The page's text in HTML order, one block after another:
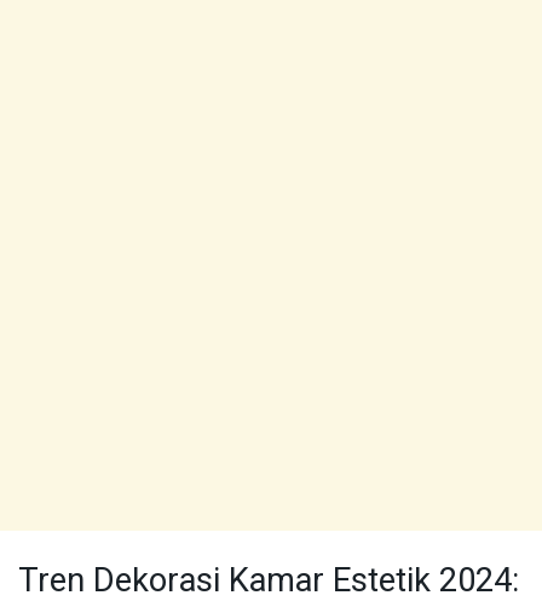
Tren Dekorasi Kamar Estetik 2024: